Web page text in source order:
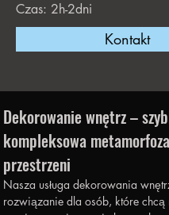
Czas: 2h-2dni
Kontakt
Dekorowanie wnętrz –
kompleksowa
przestrzeni
Nasza usługa dekorowania
rozwiązanie dla osób, które chcą